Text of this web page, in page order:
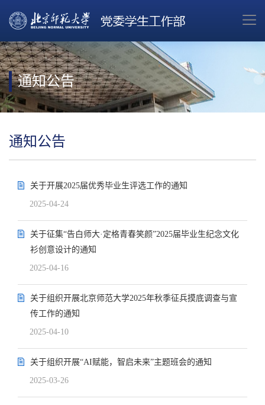
通知公告
通知公告
关于开展2025届优秀毕业生评选工作的通知
2025-04-24
关于征集“告白师大·定格青春笑颜”2025届毕业生纪念文化
衫创意设计的通知
2025-04-16
关于组织开展北京师范大学2025年秋季征兵摸底调查与宣
传工作的通知
2025-04-10
关于组织开展“AI赋能，智启未来”主题班会的通知
2025-03-26